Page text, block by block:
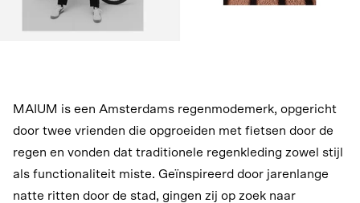
MAIUM is een Amsterdams regenmodemerk, opgericht
door twee vrienden die opgroeiden met fietsen door de
regen en vonden dat traditionele regenkleding zowel stijl
als functionaliteit miste. Geïnspireerd door jarenlange
natte ritten door de stad, gingen zij op zoek naar